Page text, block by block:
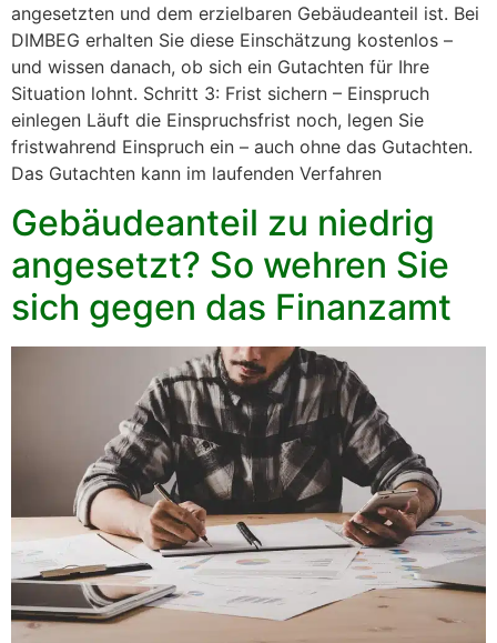
angesetzten und dem erzielbaren Gebäudeanteil ist. Bei
DIMBEG erhalten Sie diese Einschätzung kostenlos –
und wissen danach, ob sich ein Gutachten für Ihre
Situation lohnt. Schritt 3: Frist sichern – Einspruch
einlegen Läuft die Einspruchsfrist noch, legen Sie
fristwahrend Einspruch ein – auch ohne das Gutachten.
Das Gutachten kann im laufenden Verfahren
Gebäudeanteil zu niedrig
angesetzt? So wehren Sie
sich gegen das Finanzamt